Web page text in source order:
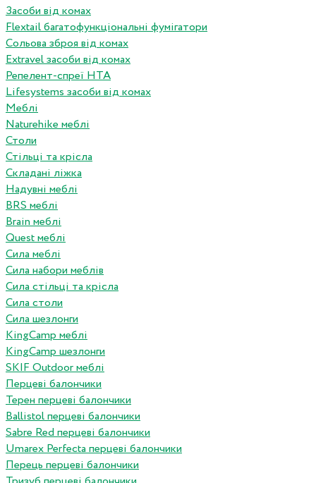
Засоби від комах
Flextail багатофункціональні фумігатори
Сольова зброя від комах
Extravel засоби від комах
Репелент-спреї HTA
Lifesystems засоби від комах
Меблі
Naturehike меблі
Столи
Стільці та крісла
Складані ліжка
Надувні меблі
BRS меблі
Brain меблі
Quest меблі
Сила меблі
Сила набори меблів
Сила стільці та крісла
Сила столи
Сила шезлонги
KingCamp меблі
KingCamp шезлонги
SKIF Outdoor меблі
Перцеві балончики
Терен перцеві балончики
Ballistol перцеві балончики
Sabre Red перцеві балончики
Umarex Perfecta перцеві балончики
Перець перцеві балончики